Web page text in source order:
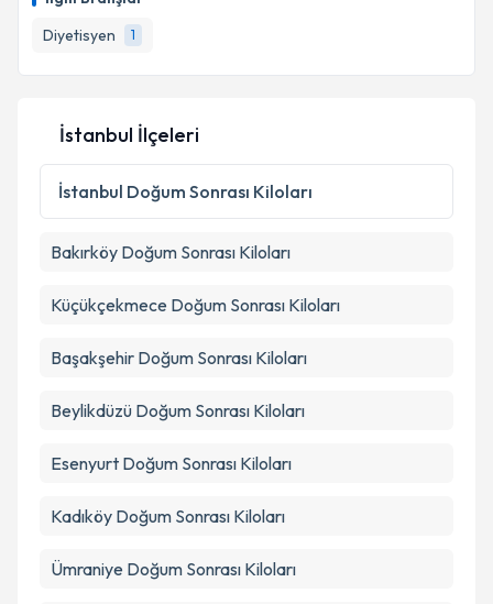
Diyetisyen
1
İstanbul İlçeleri
İstanbul Doğum Sonrası Kiloları
Bakırköy Doğum Sonrası Kiloları
Küçükçekmece Doğum Sonrası Kiloları
Başakşehir Doğum Sonrası Kiloları
Beylikdüzü Doğum Sonrası Kiloları
Esenyurt Doğum Sonrası Kiloları
Kadıköy Doğum Sonrası Kiloları
Ümraniye Doğum Sonrası Kiloları